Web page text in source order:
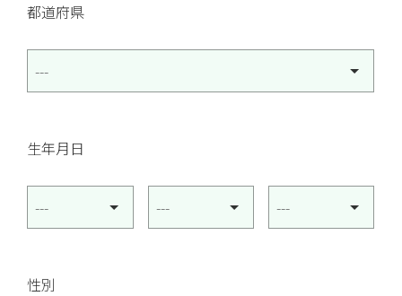
都道府県
生年月日
性別